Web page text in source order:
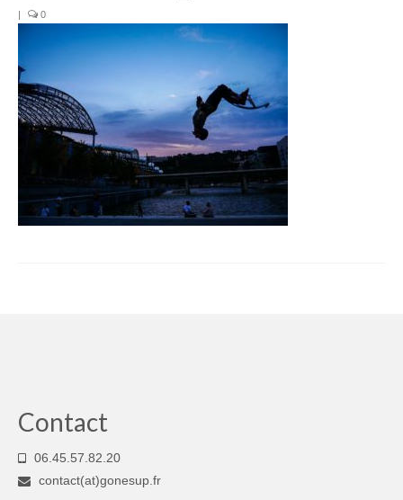
Nos derniers événements
Les échasses urbaines
Nos prestations
Contact
| 0
Contact
06.45.57.82.20
contact(at)gonesup.fr